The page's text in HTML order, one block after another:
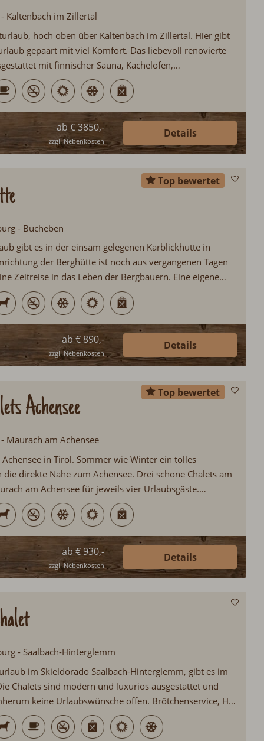
Kaltenbach im Zillertal
hoch oben über Kaltenbach im Zillertal. Hier gibt
gepaart mit viel Komfort. Das liebevoll renovierte
mit finnischer Sauna, Kachelofen,
Ski in/Ski out, Sonnenterrasse, Weinklimaschrank
gibt es auch jeden Morgen frisches Backwaren in das
ab € 3850,-
zzgl. Nebenkosten
Details
Top bewertet
- Bucheben
gibt es in der einsam gelegenen Karblickhütte in
der Berghütte ist noch aus vergangenen Tagen
Zeitreise in das Leben der Bergbauern. Eine eigene
bietet allerdings etwas Luxus beim urigen
ab € 890,-
zzgl. Nebenkosten
Details
Achensee
Top bewertet
Maurach am Achensee
in Tirol. Sommer wie Winter ein tolles
direkte Nähe zum Achensee. Drei schöne Chalets am
am Achensee für jeweils vier Urlaubsgäste.
mit Infrarotkabine und Schwedenofen...
ab € 930,-
zzgl. Nebenkosten
Details
- Saalbach-Hinterglemm
im Skieldorado Saalbach-Hinterglemm, gibt es im
Chalets sind modern und luxuriös ausgestattet und
keine Urlaubswünsche offen. Brötchenservice, Hot
ökologische Bauweise, Sauna, Schwimmteich, Ski